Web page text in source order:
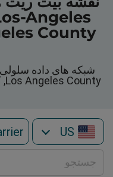
Los Angeles County, کالیفرنیا, California, ایالات متحده
US